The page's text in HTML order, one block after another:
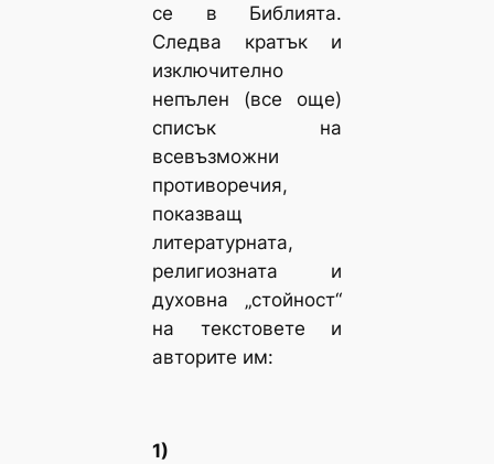
се в Библията.
Следва кратък и
изключително
непълен (все още)
списък на
всевъзможни
противоречия,
показващ
литературната,
религиозната и
духовна „стойност“
на текстовете и
авторите им:
1)